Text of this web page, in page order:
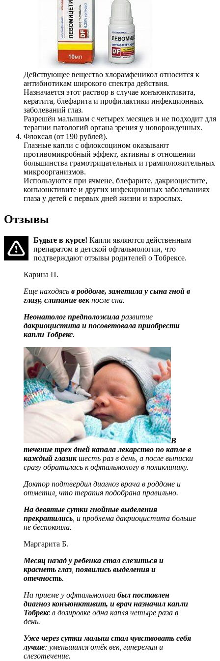
Действующее вещество хлорамфеникол относится к
антибиотикам широкого спектра действия.
Назначается этот раствор в случае конъюнктивита,
кератита, блефарита и профилактики инфекционных
заболеваний глаз.
Разрешён малышам с четырех месяцев и не подходит для
терапии патологий органа зрения у новорожденных.
Флоксал (от 190 рублей).
Глазные капли с офлоксоцином оказывают
противомикробный эффект, активны в отношении
большинства грамотрицательных и грамположительных
микроорганизмов.
Используются при ячмене, блефарите, дакриоцистите,
конъюнктивите и других инфекционных заболеваниях
глаза у детей с первых дней жизни и взрослых.
Отзывы
Будьте в курсе! Капли являются действенным
препаратом в детской офтальмологии, что
подтверждают отзывы родителей о Тобрексе.
Карина П.
Еще находясь в роддоме, заметила у сына гной в
глазу, слипание векпосле сна.
Неонатолог предположила развитие
дакриоцистита и посоветовала приобрести
капли Тобрекс.
В
течение трех дней капала лекарство по капле в
каждый глазикшесть раз в день, а после выписки
сразу обратилась к офтальмологу в поликлинику.
Доктор подтвердил диагноз врача в роддоме и
отметил, что терапия подобрана правильно.
На девятые сутки гнойные выделения
прекратились , и проблема дакриоцистита больше
не беспокоила.
Маргарита Б.
Месяц назад у ребенка стал слезиться и
краснеть глаз появились выделения и
отечность.
На приеме у офтальмолога был поставлен
диагноз конъюнктивит, и врач назначил капли
Тобрекс в дозировке одна капля четыре раза в
день.
Уже через сутки малыш стал чувствовать себя
лучше: уменьшился отёк век, гиперемия и
слезотечение.